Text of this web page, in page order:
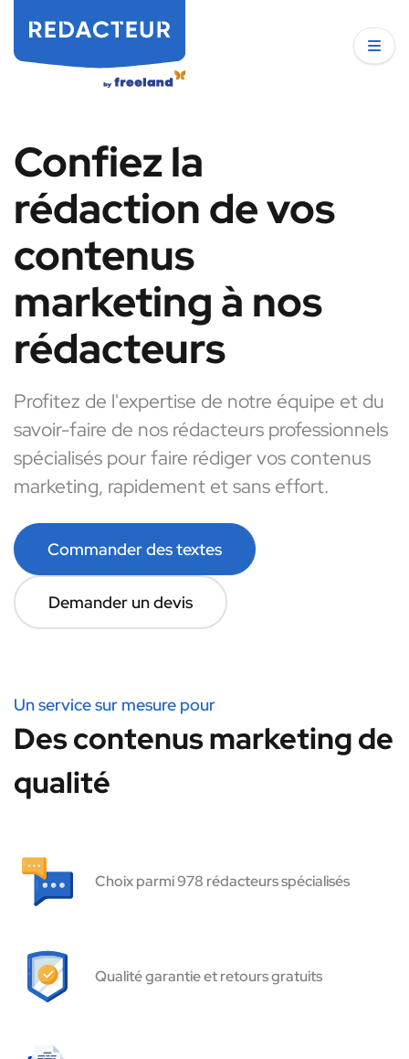
Confiez la
rédaction de vos
contenus
marketing à nos
rédacteurs
Profitez de l'expertise de notre équipe et du
savoir-faire de nos rédacteurs professionnels
spécialisés pour faire rédiger vos contenus
marketing, rapidement et sans effort.
Commander des textes
Demander un devis
Un service sur mesure pour
Des contenus marketing de
qualité
Choix parmi 978 rédacteurs spécialisés
Qualité garantie et retours gratuits